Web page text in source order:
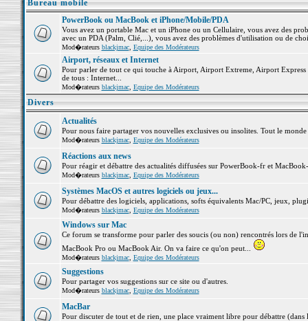
Bureau mobile
PowerBook ou MacBook et iPhone/Mobile/PDA
Vous avez un portable Mac et un iPhone ou un Cellulaire, vous avez des
avec un PDA (Palm, Clié,...), vous avez des problèmes d'utilisation ou de
Mod�rateurs blackjmac, Equipe des Modérateurs
Airport, réseaux et Internet
Pour parler de tout ce qui touche à Airport, Airport Extreme, Airport
de tous : Internet...
Mod�rateurs blackjmac, Equipe des Modérateurs
Divers
Actualités
Pour nous faire partager vos nouvelles exclusives ou insolites. Tout le
Mod�rateurs blackjmac, Equipe des Modérateurs
Réactions aux news
Pour réagir et débattre des actualités diffusées sur PowerBook-fr et
Mod�rateurs blackjmac, Equipe des Modérateurs
Systèmes MacOS et autres logiciels ou jeux...
Pour débattre des logiciels, applications, softs équivalents Mac/PC, jeux,
Mod�rateurs blackjmac, Equipe des Modérateurs
Windows sur Mac
Ce forum se transforme pour parler des soucis (ou non) rencontrés lors de
MacBook Pro ou MacBook Air. On va faire ce qu'on peut...
Mod�rateurs blackjmac, Equipe des Modérateurs
Suggestions
Pour partager vos suggestions sur ce site ou d'autres.
Mod�rateurs blackjmac, Equipe des Modérateurs
MacBar
Pour discuter de tout et de rien, une place vraiment libre pour débattre (dans